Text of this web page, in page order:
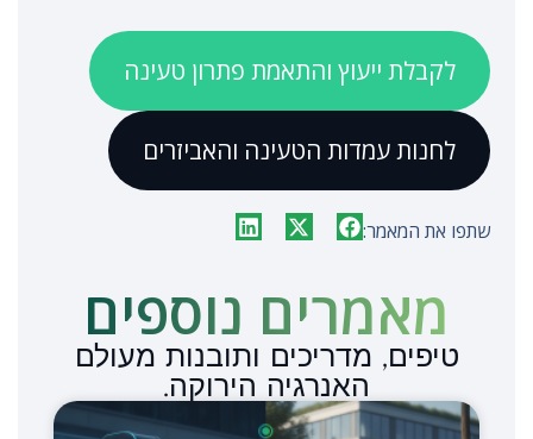
לקבלת ייעוץ והתאמת פתרון טעינה
לחנות עמדות הטעינה והאביזרים
שתפו את המאמר:
מאמרים נוספים​
טיפים, מדריכים ותובנות מעולם
האנרגיה הירוקה.